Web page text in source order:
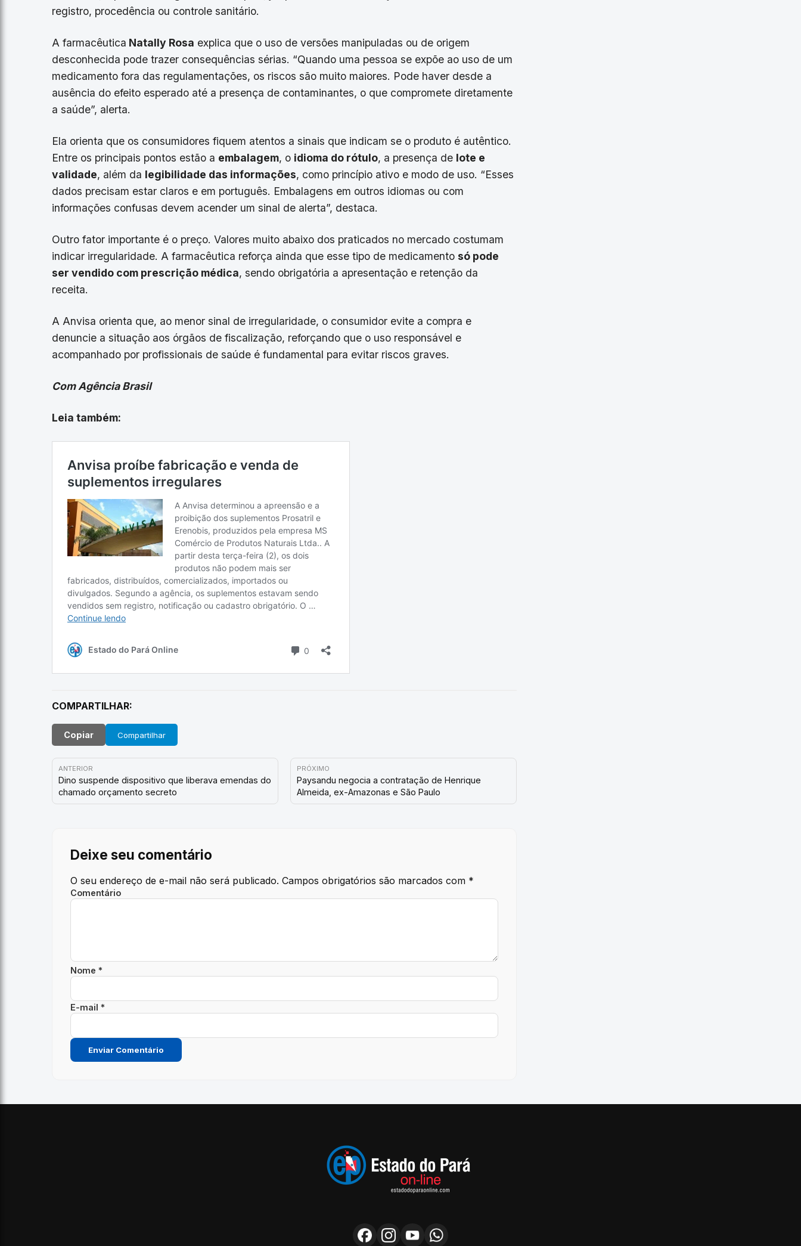
registro, procedência ou controle sanitário.
A farmacêutica Natally Rosa explica que o uso de versões manipuladas ou de origem
desconhecida pode trazer consequências sérias. “Quando uma pessoa se expõe ao uso de um
medicamento fora das regulamentações, os riscos são muito maiores. Pode haver desde a
ausência do efeito esperado até a presença de contaminantes, o que compromete diretamente
a saúde”, alerta.
Ela orienta que os consumidores fiquem atentos a sinais que indicam se o produto é autêntico.
Entre os principais pontos estão a embalagem, o idioma do rótulo, a presença de lote e
validade, além da legibilidade das informações, como princípio ativo e modo de uso. “Esses
dados precisam estar claros e em português. Embalagens em outros idiomas ou com
informações confusas devem acender um sinal de alerta”, destaca.
Outro fator importante é o preço. Valores muito abaixo dos praticados no mercado costumam
indicar irregularidade. A farmacêutica reforça ainda que esse tipo de medicamento só pode
ser vendido com prescrição médica, sendo obrigatória a apresentação e retenção da
receita.
A Anvisa orienta que, ao menor sinal de irregularidade, o consumidor evite a compra e
denuncie a situação aos órgãos de fiscalização, reforçando que o uso responsável e
acompanhado por profissionais de saúde é fundamental para evitar riscos graves.
Com Agência Brasil
Leia também:
COMPARTILHAR:
Copiar Compartilhar
ANTERIOR
Dino suspende dispositivo que liberava emendas do
chamado orçamento secreto
PRÓXIMO
Paysandu negocia a contratação de Henrique
Almeida, ex-Amazonas e São Paulo
Deixe seu comentário
O seu endereço de e-mail não será publicado. Campos obrigatórios são marcados com *
Comentário
Nome *
E-mail *